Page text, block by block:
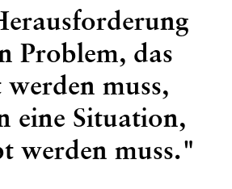
Problem, das
werden muss,
eine Situation,
werden muss."